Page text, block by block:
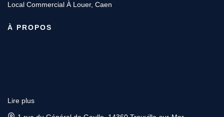
Local Commercial À Louer, Caen
À PROPOS
Lire plus